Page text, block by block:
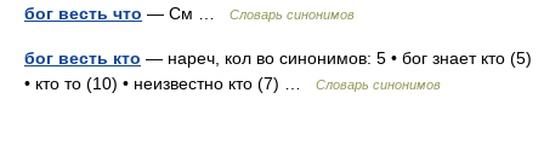
бог весть что — См … Словарь синонимов
бог весть кто — нареч, кол во синонимов: 5 • бог знает кто (5)
• кто то (10) • неизвестно кто (7) …
Словарь синонимов